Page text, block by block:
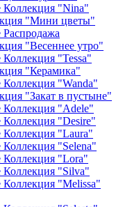
Коллекция "Nina"
"Мини цветы"
Распродажа
"Весеннее утро"
Коллекция "Tessa"
"Керамика"
Коллекция "Wanda"
"Закат в пустыне"
Коллекция "Adele"
Коллекция "Desire"
Коллекция "Laura"
Коллекция "Selena"
Коллекция "Lora"
Коллекция "Silva"
Коллекция "Melissa"